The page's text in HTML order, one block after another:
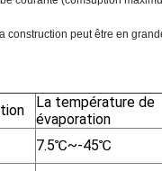
peut être en
La température de
évaporation
7.5℃~-45℃